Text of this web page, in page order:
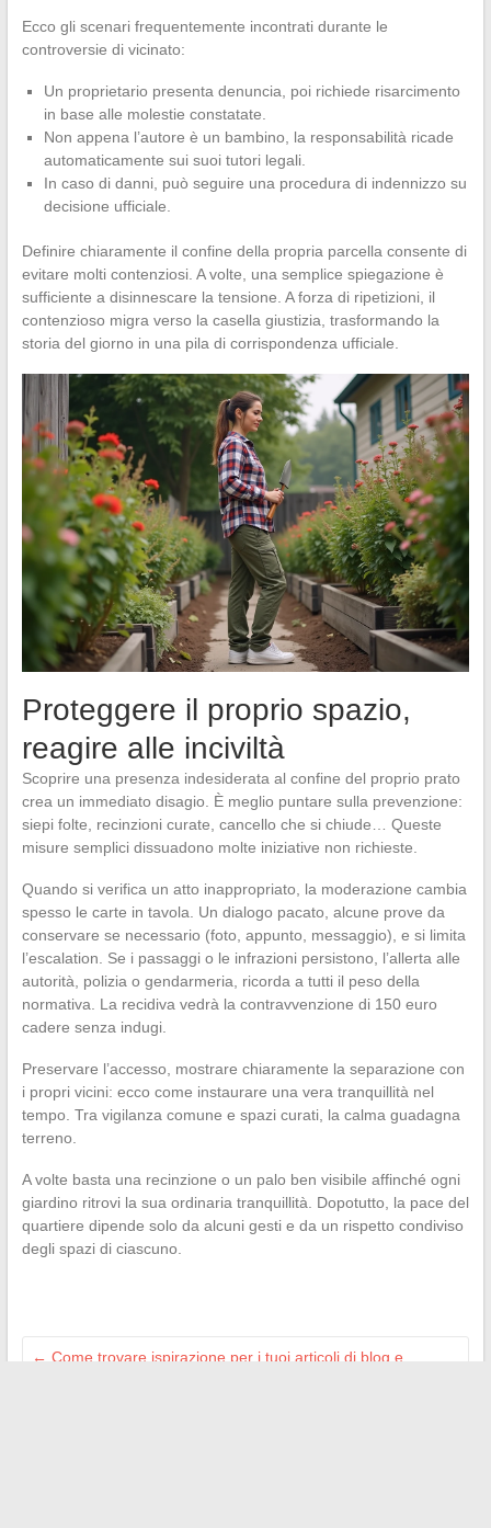
Ecco gli scenari frequentemente incontrati durante le
controversie di vicinato:
Un proprietario presenta denuncia, poi richiede risarcimento
in base alle molestie constatate.
Non appena l’autore è un bambino, la responsabilità ricade
automaticamente sui suoi tutori legali.
In caso di danni, può seguire una procedura di indennizzo su
decisione ufficiale.
Definire chiaramente il confine della propria parcella consente di
evitare molti contenziosi. A volte, una semplice spiegazione è
sufficiente a disinnescare la tensione. A forza di ripetizioni, il
contenzioso migra verso la casella giustizia, trasformando la
storia del giorno in una pila di corrispondenza ufficiale.
Proteggere il proprio spazio,
reagire alle inciviltà
Scoprire una presenza indesiderata al confine del proprio prato
crea un immediato disagio. È meglio puntare sulla prevenzione:
siepi folte, recinzioni curate, cancello che si chiude… Queste
misure semplici dissuadono molte iniziative non richieste.
Quando si verifica un atto inappropriato, la moderazione cambia
spesso le carte in tavola. Un dialogo pacato, alcune prove da
conservare se necessario (foto, appunto, messaggio), e si limita
l’escalation. Se i passaggi o le infrazioni persistono, l’allerta alle
autorità, polizia o gendarmeria, ricorda a tutti il peso della
normativa. La recidiva vedrà la contravvenzione di 150 euro
cadere senza indugi.
Preservare l’accesso, mostrare chiaramente la separazione con
i propri vicini: ecco come instaurare una vera tranquillità nel
tempo. Tra vigilanza comune e spazi curati, la calma guadagna
terreno.
A volte basta una recinzione o un palo ben visibile affinché ogni
giardino ritrovi la sua ordinaria tranquillità. Dopotutto, la pace del
quartiere dipende solo da alcuni gesti e da un rispetto condiviso
degli spazi di ciascuno.
← Come trovare ispirazione per i tuoi articoli di blog e